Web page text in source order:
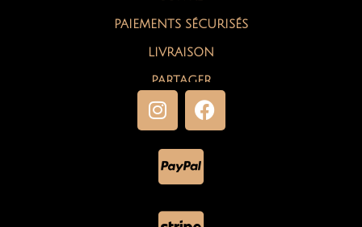
PAIEMENTS SÉCURISÉS
LIVRAISON
PARTAGER